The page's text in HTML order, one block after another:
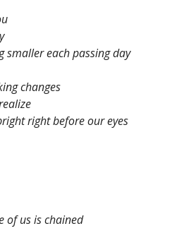
smaller each passing day
changes
right before our eyes
of us is chained